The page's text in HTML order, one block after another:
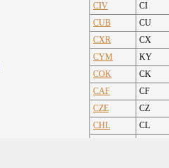
CIV
CI
CUB
CU
CXR
CX
CYM
KY
COK
CK
CAF
CF
CZE
CZ
CHL
CL